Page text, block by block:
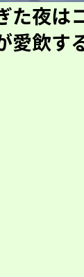
た夜は
愛飲す